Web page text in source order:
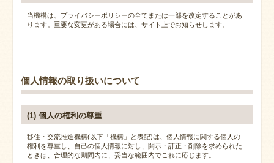
当機構は、プライバシーポリシーの全てまたは一部を改定することがあ
ります。重要な変更がある場合には、サイト上でお知らせします。
個人情報の取り扱いについて
(1) 個人の権利の尊重
移住・交流推進機構(以下「機構」と表記)は、個人情報に関する個人の
権利を尊重し、自己の個人情報に対し、開示・訂正・削除を求められた
ときは、合理的な期間内に、妥当な範囲内でこれに応じます。